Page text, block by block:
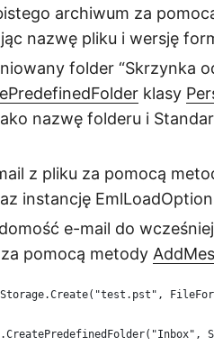
archiwum za
nazwę pliku i wersję
folder “Skrzynka
klasy
nazwę folderu i
z pliku za pomocą
instancję
e-mail do
pomocą metody